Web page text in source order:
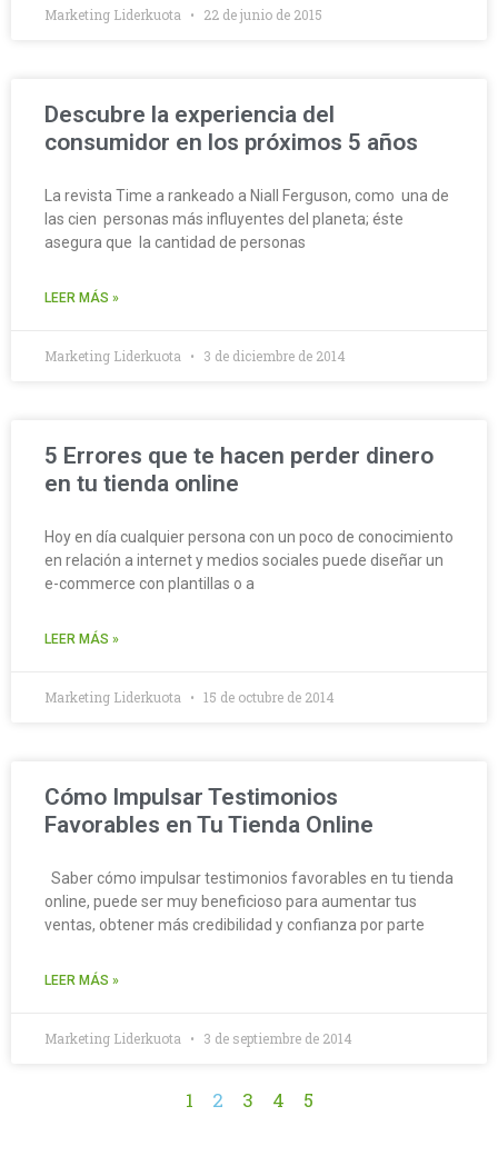
Marketing Liderkuota 22 de junio de 2015
Descubre la experiencia del
consumidor en los próximos 5 años
La revista Time a rankeado a Niall Ferguson, como una de
las cien personas más influyentes del planeta; éste
asegura que la cantidad de personas
LEER MÁS »
Marketing Liderkuota 3 de diciembre de 2014
5 Errores que te hacen perder dinero
en tu tienda online
Hoy en día cualquier persona con un poco de conocimiento
en relación a internet y medios sociales puede diseñar un
e-commerce con plantillas o a
LEER MÁS »
Marketing Liderkuota 15 de octubre de 2014
Cómo Impulsar Testimonios
Favorables en Tu Tienda Online
Saber cómo impulsar testimonios favorables en tu tienda
online, puede ser muy beneficioso para aumentar tus
ventas, obtener más credibilidad y confianza por parte
LEER MÁS »
Marketing Liderkuota 3 de septiembre de 2014
1 2 3 4 5